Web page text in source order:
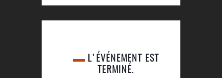
L'ÉVÉNEMENT EST
TERMINÉ.